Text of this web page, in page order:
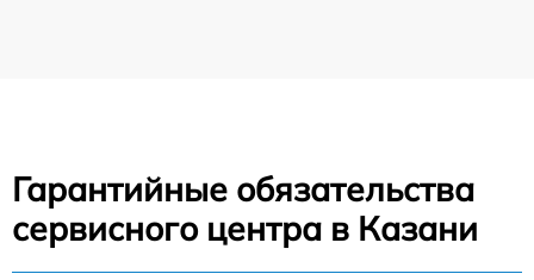
Гарантийные обязательства
сервисного центра в Казани